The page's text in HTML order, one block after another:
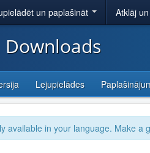
un paplašināt Atklāj
Downloads
Lejupielādes
available in your language. Make a